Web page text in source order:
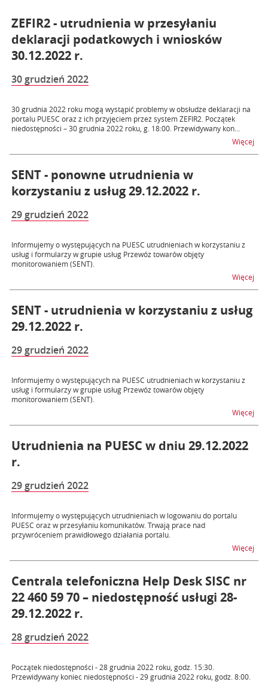
ZEFIR2 - utrudnienia w przesyłaniu
deklaracji podatkowych i wniosków
30.12.2022 r.
30 grudzień 2022
30 grudnia 2022 roku mogą wystąpić problemy w obsłudze deklaracji na
portalu PUESC oraz z ich przyjęciem przez system ZEFIR2. Początek
niedostępności – 30 grudnia 2022 roku, g. 18:00. Przewidywany kon...
Więcej
SENT - ponowne utrudnienia w
korzystaniu z usług 29.12.2022 r.
29 grudzień 2022
Informujemy o występujących na PUESC utrudnieniach w korzystaniu z
usług i formularzy w grupie usług Przewóz towarów objęty
monitorowaniem (SENT).
Więcej
SENT - utrudnienia w korzystaniu z usług
29.12.2022 r.
29 grudzień 2022
Informujemy o występujących na PUESC utrudnieniach w korzystaniu z
usług i formularzy w grupie usług Przewóz towarów objęty
monitorowaniem (SENT).
Więcej
Utrudnienia na PUESC w dniu 29.12.2022
r.
29 grudzień 2022
Informujemy o występujących utrudnieniach w logowaniu do portalu
PUESC oraz w przesyłaniu komunikatów. Trwają prace nad
przywróceniem prawidłowego działania portalu.
Więcej
Centrala telefoniczna Help Desk SISC nr
22 460 59 70 – niedostępność usługi 28-
29.12.2022 r.
28 grudzień 2022
Początek niedostępności - 28 grudnia 2022 roku, godz. 15:30.
Przewidywany koniec niedostępności - 29 grudnia 2022 roku, godz. 8:00.